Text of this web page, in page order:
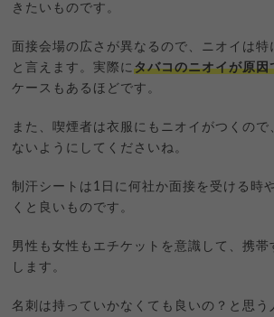
きたいものです。
面接会場の広さが異なるので、ニオイは特
と言えます。実際にタバコのニオイが原因
ケースもあるほどです。
また、喫煙者は衣服にもニオイがつくので
ないようにしてくださいね。
制汗シートは1日に何社か面接を受ける時
くと良いものです。
男性も女性もエチケットを意識して、携帯
します。
名刺は持っていかなくても良いの？と思う